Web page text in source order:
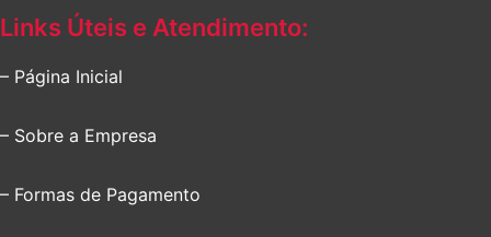
Links Úteis e Atendimento:
– Página Inicial
– Sobre a Empresa
– Formas de Pagamento